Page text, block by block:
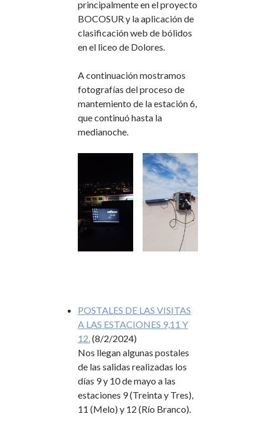
principalmente en el proyecto
BOCOSUR y la aplicación de
clasificación web de bólidos
en el liceo de Dolores.
A continuación mostramos
fotografías del proceso de
mantemiento de la estación 6,
que continuó hasta la
medianoche.
POSTALES DE LAS VISITAS
A LAS ESTACIONES 9,11 Y
12.(8/2/2024)
Nos llegan algunas postales
de las salidas realizadas los
días 9 y 10 de mayo a las
estaciones 9 (Treinta y Tres),
11 (Melo) y 12 (Río Branco).